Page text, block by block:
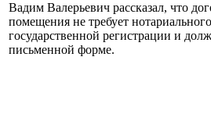
Вадим Валерьевич рассказал, что
помещения не требует
государственной регистрации и
письменной форме.